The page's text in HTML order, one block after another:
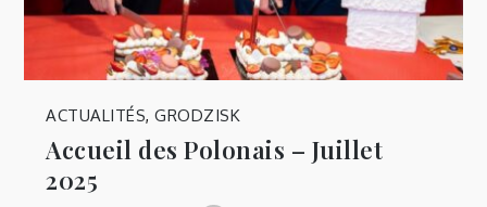
ACTUALITÉS,GRODZISK
Accueil des Polonais – Juillet
2025